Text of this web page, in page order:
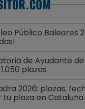
Público Baleares
de Ayudante
plazas
2026: plazas,
tu plaza en Cataluña